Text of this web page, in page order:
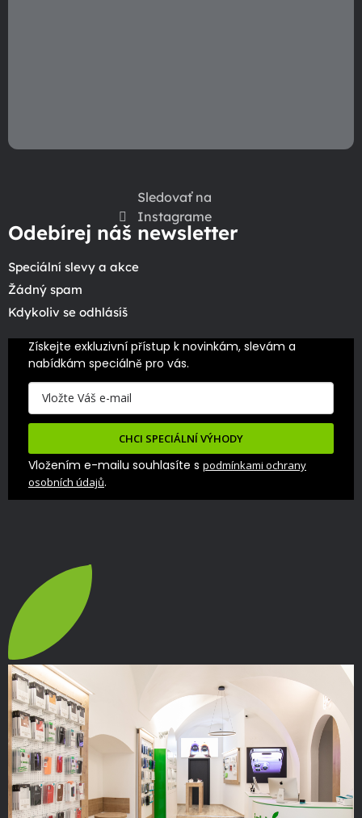
Sledovať na
Instagrame
Odebírej náš newsletter
Speciální slevy a akce
Žádný spam
Kdykoliv se odhlásíš
Získejte exkluzivní přístup k novinkám, slevám a
nabídkám speciálně pro vás.
CHCI SPECIÁLNÍ VÝHODY
Vložením e-mailu souhlasíte s podmínkami ochrany
osobních údajů.